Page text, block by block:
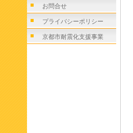
お問合せ
プライバシーポリシー
京都市耐震化支援事業